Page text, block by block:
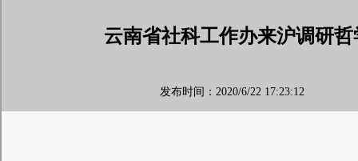
云南省社科工作办来沪调研
发布时间：2020/6/22 17:23:12